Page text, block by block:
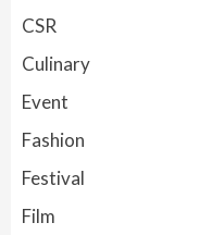
CSR
Culinary
Event
Fashion
Festival
Film